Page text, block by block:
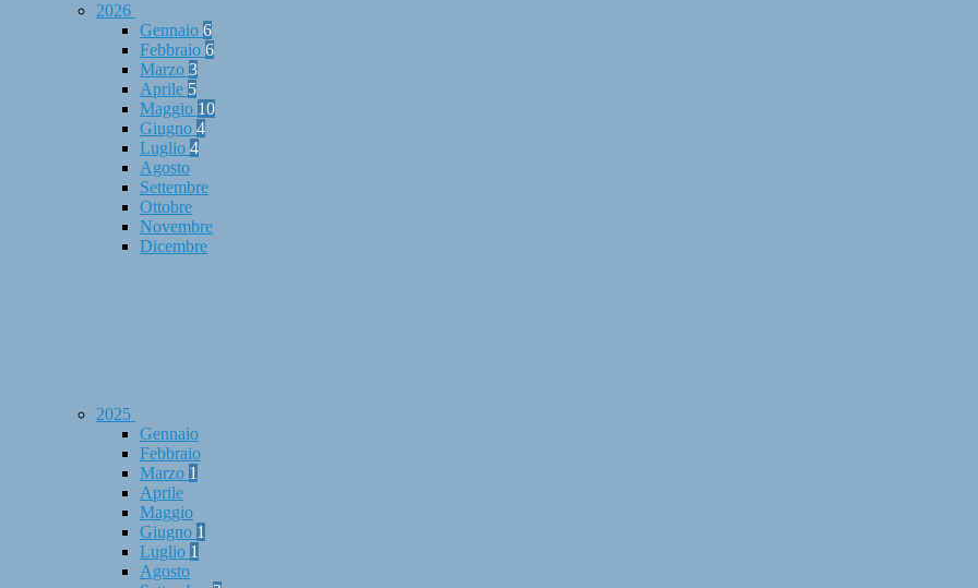
2026
Gennaio 6
Febbraio 6
Marzo 3
Aprile 5
Maggio 10
Giugno 4
Luglio 4
Agosto
Settembre
Ottobre
Novembre
Dicembre
2025
Gennaio
Febbraio
Marzo 1
Aprile
Maggio
Giugno 1
Luglio 1
Agosto